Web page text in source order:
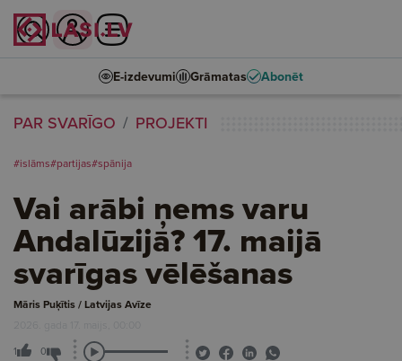
E-izdevumi Grāmatas Abonēt
PAR SVARĪGO PROJEKTI
#islāms#partijas#spānija
Vai arābi ņems varu
Andalūzijā? 17. maijā
svarīgas vēlēšanas
Māris Puķītis / Latvijas Avīze
2026. gada 17. maijs, 00:00
1 0